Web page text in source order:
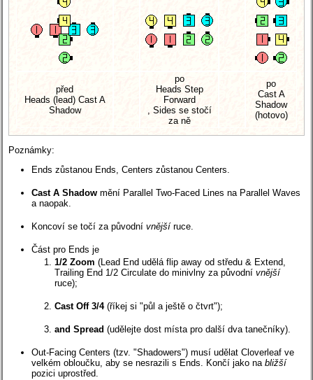
před
Heads (lead) Cast A
Shadow
po
Heads Step
Forward
, Sides se stočí
za ně
po
Cast A
Shadow
(hotovo)
Poznámky:
Ends zůstanou Ends, Centers zůstanou Centers.
Cast A Shadow mění Parallel Two-Faced Lines na Parallel Waves
a naopak.
Koncoví se točí za původní vnějšíruce.
Část pro Ends je
1/2 Zoom (Lead End udělá flip away od středu & Extend,
Trailing End 1/2 Circulate do minivlny za původní vnější
ruce);
Cast Off 3/4(říkej si "půl a ještě o čtvrt");
and Spread (udělejte dost místa pro další dva tanečníky).
Out-Facing Centers (tzv. "Shadowers") musí udělat Cloverleaf ve
velkém obloučku, aby se nesrazili s Ends. Končí jako na bližší
pozici uprostřed.